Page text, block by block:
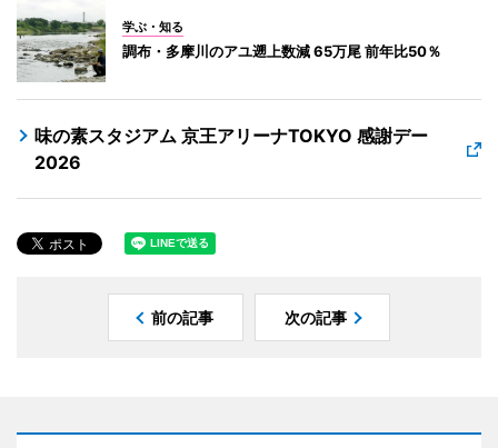
学ぶ・知る
調布・多摩川のアユ遡上数減 65万尾 前年比50％
味の素スタジアム 京王アリーナTOKYO 感謝デー
2026
前の記事 次の記事